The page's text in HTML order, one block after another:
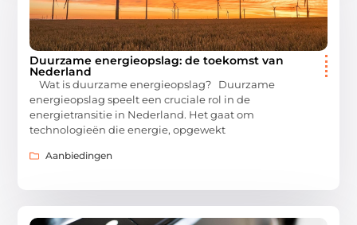
Duurzame energieopslag: de toekomst van
Nederland
Wat is duurzame energieopslag? Duurzame
energieopslag speelt een cruciale rol in de
energietransitie in Nederland. Het gaat om
technologieën die energie, opgewekt
Aanbiedingen